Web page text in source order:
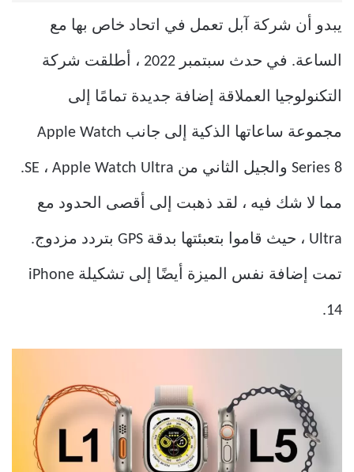
يبدو أن شركة آبل تعمل في اتحاد خاص بها مع
الساعة. في حدث سبتمبر 2022 ، أطلقت شركة
التكنولوجيا العملاقة إضافة جديدة تمامًا إلى
مجموعة ساعاتها الذكية إلى جانب Apple Watch
Series 8 والجيل الثاني من SE ، Apple Watch Ultra.
مما لا شك فيه ، لقد ذهبت إلى أقصى الحدود مع
Ultra ، حيث قاموا بتعبئتها بدقة GPS بتردد مزدوج.
تمت إضافة نفس الميزة أيضًا إلى تشكيلة iPhone
14.